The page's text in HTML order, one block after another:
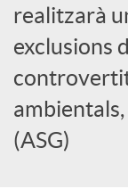
r
x
e
realitzarà
exclusions
(ASG)